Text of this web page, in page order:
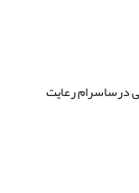
درساسرام رعایت